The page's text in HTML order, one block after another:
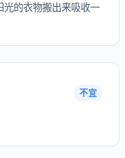
光的衣物搬出来吸收一
不宜